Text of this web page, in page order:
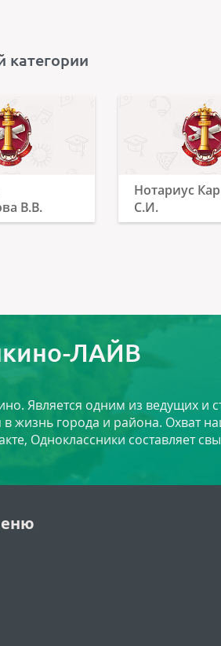
категории
В.В.
Нотариус
С.И.
ЛАЙВ
Является одним из ведущих и
жизнь города и района. Охват
Одноклассники составляет